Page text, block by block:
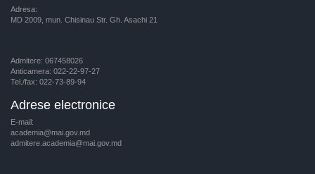
Adresa:
MD 2009, mun. Chisinau Str. Gh. Asachi 21
Admitere: 067458026
Anticamera: 022-22-97-27
Tel./fax: 022-73-89-94
Adrese electronice
E-mail:
academia@mai.gov.md
admitere.academia@mai.gov.md